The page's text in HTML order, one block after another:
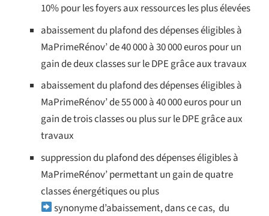
10% pour les foyers aux ressources les plus élevées
abaissement du plafond des dépenses éligibles à
MaPrimeRénov’ de 40 000 à 30 000 euros pour un
gain de deux classes sur le DPE grâce aux travaux
abaissement du plafond des dépenses éligibles à
MaPrimeRénov’ de 55 000 à 40 000 euros pour un
gain de trois classes ou plus sur le DPE grâce aux
travaux
suppression du plafond des dépenses éligibles à
MaPrimeRénov’ permettant un gain de quatre
classes énergétiques ou plus
synonyme d’abaissement, dans ce cas, du